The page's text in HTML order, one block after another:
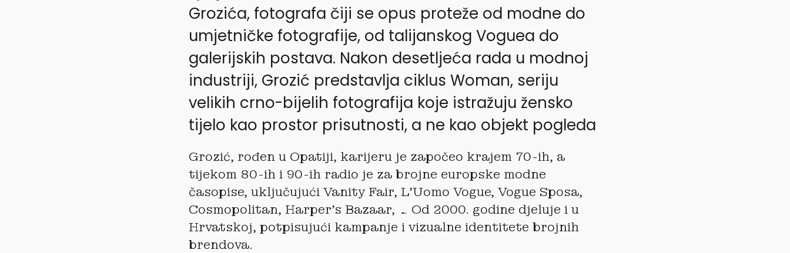
Grozića, fotografa čiji se opus proteže od modne do
umjetničke fotografije, od talijanskog Voguea do
galerijskih postava. Nakon desetljeća rada u modnoj
industriji, Grozić predstavlja ciklus Woman, seriju
velikih crno-bijelih fotografija koje istražuju žensko
tijelo kao prostor prisutnosti, a ne kao objekt pogleda
Grozić, rođen u Opatiji, karijeru je započeo krajem 70-ih, a
tijekom 80-ih i 90-ih radio je za brojne europske modne
časopise, uključujući Vanity Fair, L’Uomo Vogue, Vogue Sposa,
Cosmopolitan, Harper’s Bazaar, … Od 2000. godine djeluje i u
Hrvatskoj, potpisujući kampanje i vizualne identitete brojnih
brendova.